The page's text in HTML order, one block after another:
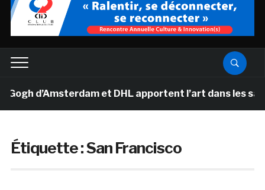
d’Amsterdam et DHL apportent l’art dans les salles
Étiquette :San Francisco